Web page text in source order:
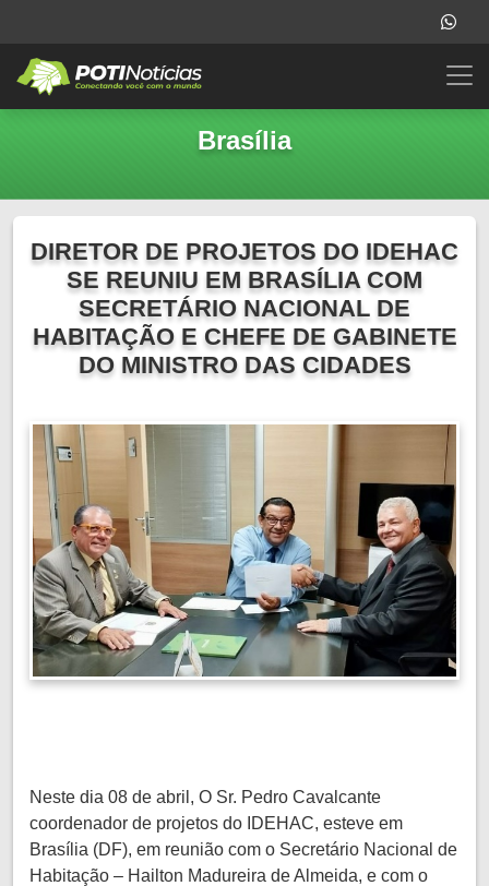
Brasília
DIRETOR DE PROJETOS DO IDEHAC
SE REUNIU EM BRASÍLIA COM
SECRETÁRIO NACIONAL DE
HABITAÇÃO E CHEFE DE GABINETE
DO MINISTRO DAS CIDADES
Neste dia 08 de abril, O Sr. Pedro Cavalcante
coordenador de projetos do IDEHAC, esteve em
Brasília (DF), em reunião com o Secretário Nacional de
Habitação – Hailton Madureira de Almeida, e com o